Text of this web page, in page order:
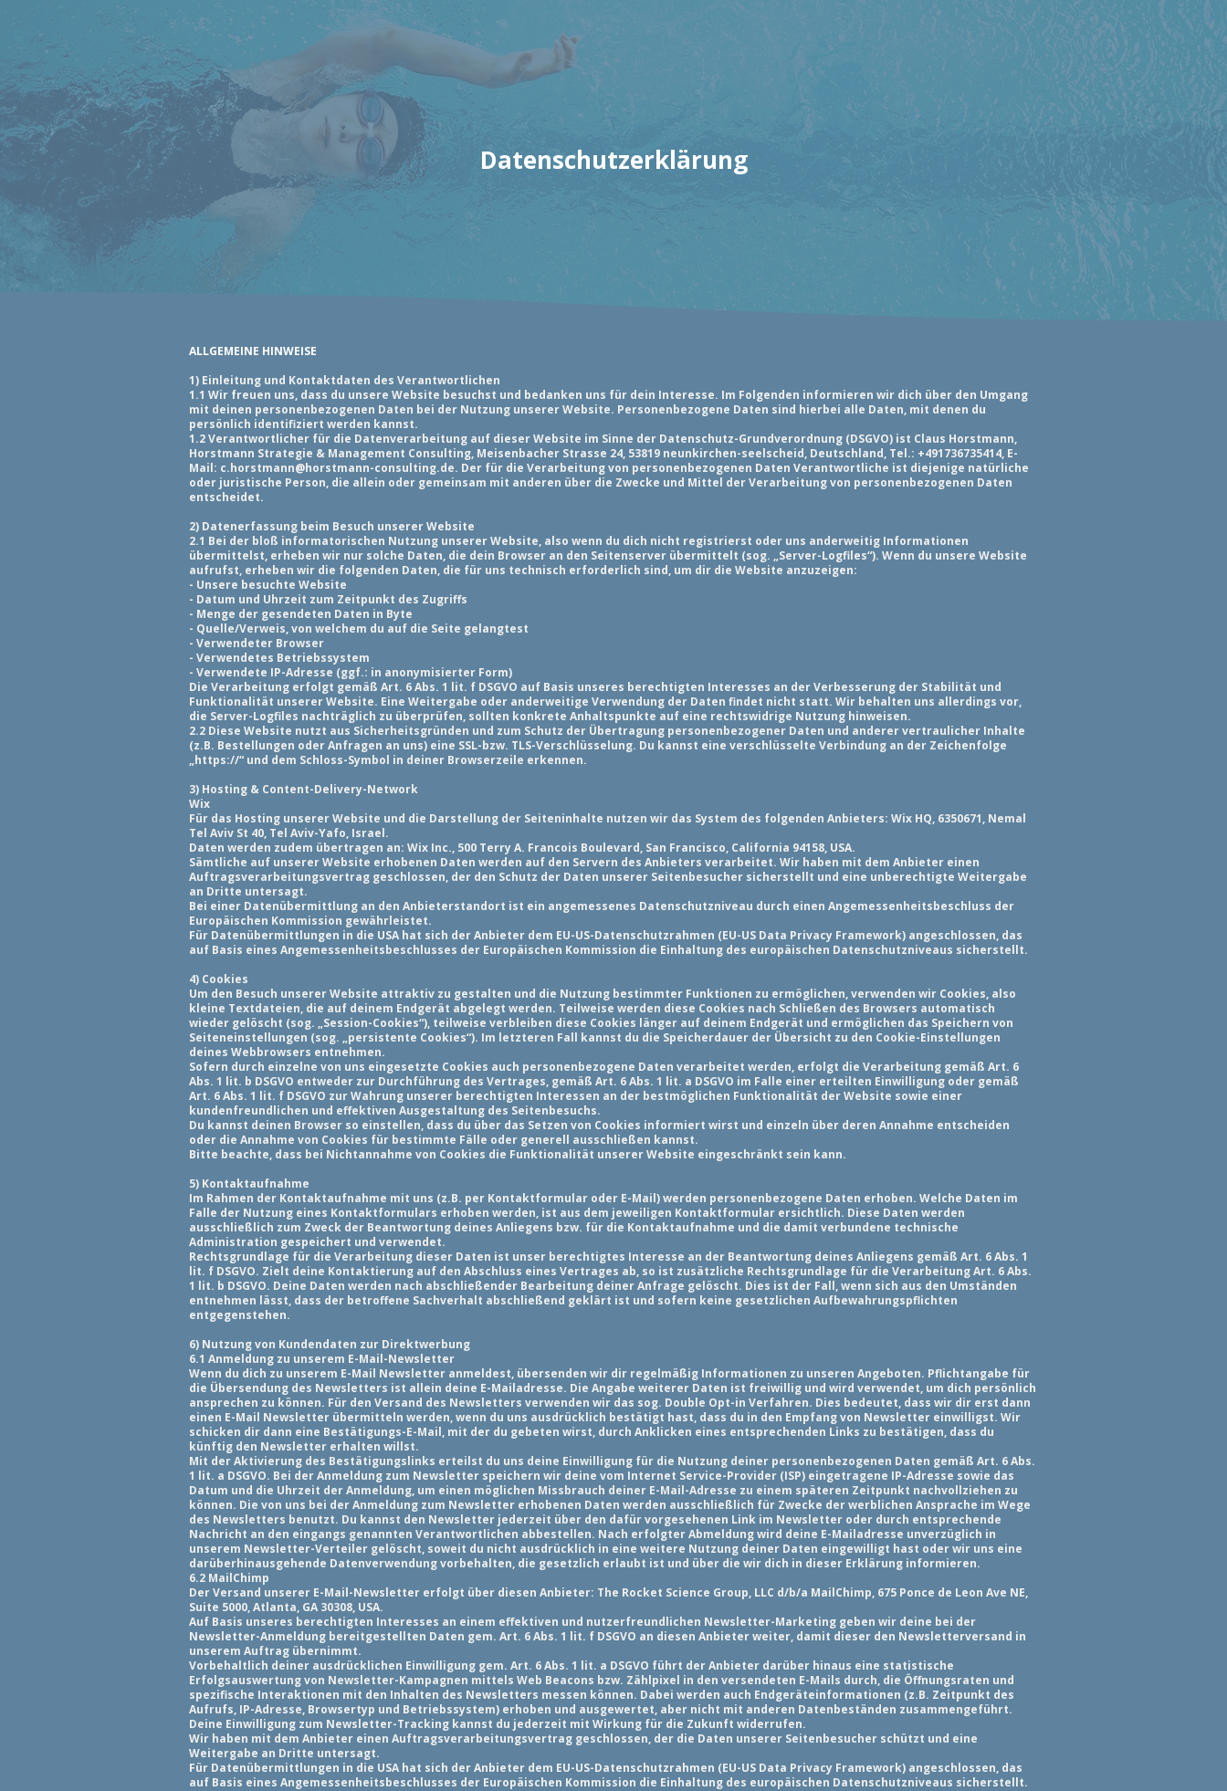
Datenschutzerklärung
ALLGEMEINE HINWEISE
1) Einleitung und Kontaktdaten des Verantwortlichen
1.1 Wir freuen uns, dass du unsere Website besuchst und bedanken uns für dein Interesse. Im Folgenden informieren wir dich über den Umgang
mit deinen personenbezogenen Daten bei der Nutzung unserer Website. Personenbezogene Daten sind hierbei alle Daten, mit denen du
persönlich identifiziert werden kannst.
1.2 Verantwortlicher für die Datenverarbeitung auf dieser Website im Sinne der Datenschutz-Grundverordnung (DSGVO) ist Claus Horstmann,
Horstmann Strategie & Management Consulting, Meisenbacher Strasse 24, 53819 neunkirchen-seelscheid, Deutschland, Tel.: +491736735414, E-
Mail: c.horstmann@horstmann-consulting.de. Der für die Verarbeitung von personenbezogenen Daten Verantwortliche ist diejenige natürliche
oder juristische Person, die allein oder gemeinsam mit anderen über die Zwecke und Mittel der Verarbeitung von personenbezogenen Daten
entscheidet.
2) Datenerfassung beim Besuch unserer Website
2.1 Bei der bloß informatorischen Nutzung unserer Website, also wenn du dich nicht registrierst oder uns anderweitig Informationen
übermittelst, erheben wir nur solche Daten, die dein Browser an den Seitenserver übermittelt (sog. „Server-Logfiles“). Wenn du unsere Website
aufrufst, erheben wir die folgenden Daten, die für uns technisch erforderlich sind, um dir die Website anzuzeigen:
- Unsere besuchte Website
- Datum und Uhrzeit zum Zeitpunkt des Zugriffs
- Menge der gesendeten Daten in Byte
- Quelle/Verweis, von welchem du auf die Seite gelangtest
- Verwendeter Browser
- Verwendetes Betriebssystem
- Verwendete IP-Adresse (ggf.: in anonymisierter Form)
Die Verarbeitung erfolgt gemäß Art. 6 Abs. 1 lit. f DSGVO auf Basis unseres berechtigten Interesses an der Verbesserung der Stabilität und
Funktionalität unserer Website. Eine Weitergabe oder anderweitige Verwendung der Daten findet nicht statt. Wir behalten uns allerdings vor,
die Server-Logfiles nachträglich zu überprüfen, sollten konkrete Anhaltspunkte auf eine rechtswidrige Nutzung hinweisen.
2.2 Diese Website nutzt aus Sicherheitsgründen und zum Schutz der Übertragung personenbezogener Daten und anderer vertraulicher Inhalte
(z.B. Bestellungen oder Anfragen an uns) eine SSL-bzw. TLS-Verschlüsselung. Du kannst eine verschlüsselte Verbindung an der Zeichenfolge
„https://“ und dem Schloss-Symbol in deiner Browserzeile erkennen.
3) Hosting & Content-Delivery-Network
Wix
Für das Hosting unserer Website und die Darstellung der Seiteninhalte nutzen wir das System des folgenden Anbieters: Wix HQ, 6350671, Nemal
Tel Aviv St 40, Tel Aviv-Yafo, Israel.
Daten werden zudem übertragen an: Wix Inc., 500 Terry A. Francois Boulevard, San Francisco, California 94158, USA.
Sämtliche auf unserer Website erhobenen Daten werden auf den Servern des Anbieters verarbeitet. Wir haben mit dem Anbieter einen
Auftragsverarbeitungsvertrag geschlossen, der den Schutz der Daten unserer Seitenbesucher sicherstellt und eine unberechtigte Weitergabe
an Dritte untersagt.
Bei einer Datenübermittlung an den Anbieterstandort ist ein angemessenes Datenschutzniveau durch einen Angemessenheitsbeschluss der
Europäischen Kommission gewährleistet.
Für Datenübermittlungen in die USA hat sich der Anbieter dem EU-US-Datenschutzrahmen (EU-US Data Privacy Framework) angeschlossen, das
auf Basis eines Angemessenheitsbeschlusses der Europäischen Kommission die Einhaltung des europäischen Datenschutzniveaus sicherstellt.
4) Cookies
Um den Besuch unserer Website attraktiv zu gestalten und die Nutzung bestimmter Funktionen zu ermöglichen, verwenden wir Cookies, also
kleine Textdateien, die auf deinem Endgerät abgelegt werden. Teilweise werden diese Cookies nach Schließen des Browsers automatisch
wieder gelöscht (sog. „Session-Cookies“), teilweise verbleiben diese Cookies länger auf deinem Endgerät und ermöglichen das Speichern von
Seiteneinstellungen (sog. „persistente Cookies“). Im letzteren Fall kannst du die Speicherdauer der Übersicht zu den Cookie-Einstellungen
deines Webbrowsers entnehmen.
Sofern durch einzelne von uns eingesetzte Cookies auch personenbezogene Daten verarbeitet werden, erfolgt die Verarbeitung gemäß Art. 6
Abs. 1 lit. b DSGVO entweder zur Durchführung des Vertrages, gemäß Art. 6 Abs. 1 lit. a DSGVO im Falle einer erteilten Einwilligung oder gemäß
Art. 6 Abs. 1 lit. f DSGVO zur Wahrung unserer berechtigten Interessen an der bestmöglichen Funktionalität der Website sowie einer
kundenfreundlichen und effektiven Ausgestaltung des Seitenbesuchs.
Du kannst deinen Browser so einstellen, dass du über das Setzen von Cookies informiert wirst und einzeln über deren Annahme entscheiden
oder die Annahme von Cookies für bestimmte Fälle oder generell ausschließen kannst.
Bitte beachte, dass bei Nichtannahme von Cookies die Funktionalität unserer Website eingeschränkt sein kann.
5) Kontaktaufnahme
Im Rahmen der Kontaktaufnahme mit uns (z.B. per Kontaktformular oder E-Mail) werden personenbezogene Daten erhoben. Welche Daten im
Falle der Nutzung eines Kontaktformulars erhoben werden, ist aus dem jeweiligen Kontaktformular ersichtlich. Diese Daten werden
ausschließlich zum Zweck der Beantwortung deines Anliegens bzw. für die Kontaktaufnahme und die damit verbundene technische
Administration gespeichert und verwendet.
Rechtsgrundlage für die Verarbeitung dieser Daten ist unser berechtigtes Interesse an der Beantwortung deines Anliegens gemäß Art. 6 Abs. 1
lit. f DSGVO. Zielt deine Kontaktierung auf den Abschluss eines Vertrages ab, so ist zusätzliche Rechtsgrundlage für die Verarbeitung Art. 6 Abs.
1 lit. b DSGVO. Deine Daten werden nach abschließender Bearbeitung deiner Anfrage gelöscht. Dies ist der Fall, wenn sich aus den Umständen
entnehmen lässt, dass der betroffene Sachverhalt abschließend geklärt ist und sofern keine gesetzlichen Aufbewahrungspflichten
entgegenstehen.
6) Nutzung von Kundendaten zur Direktwerbung
6.1 Anmeldung zu unserem E-Mail-Newsletter
Wenn du dich zu unserem E-Mail Newsletter anmeldest, übersenden wir dir regelmäßig Informationen zu unseren Angeboten. Pflichtangabe für
die Übersendung des Newsletters ist allein deine E-Mailadresse. Die Angabe weiterer Daten ist freiwillig und wird verwendet, um dich persönlich
ansprechen zu können. Für den Versand des Newsletters verwenden wir das sog. Double Opt-in Verfahren. Dies bedeutet, dass wir dir erst dann
einen E-Mail Newsletter übermitteln werden, wenn du uns ausdrücklich bestätigt hast, dass du in den Empfang von Newsletter einwilligst. Wir
schicken dir dann eine Bestätigungs-E-Mail, mit der du gebeten wirst, durch Anklicken eines entsprechenden Links zu bestätigen, dass du
künftig den Newsletter erhalten willst.
Mit der Aktivierung des Bestätigungslinks erteilst du uns deine Einwilligung für die Nutzung deiner personenbezogenen Daten gemäß Art. 6 Abs.
1 lit. a DSGVO. Bei der Anmeldung zum Newsletter speichern wir deine vom Internet Service-Provider (ISP) eingetragene IP-Adresse sowie das
Datum und die Uhrzeit der Anmeldung, um einen möglichen Missbrauch deiner E-Mail-Adresse zu einem späteren Zeitpunkt nachvollziehen zu
können. Die von uns bei der Anmeldung zum Newsletter erhobenen Daten werden ausschließlich für Zwecke der werblichen Ansprache im Wege
des Newsletters benutzt. Du kannst den Newsletter jederzeit über den dafür vorgesehenen Link im Newsletter oder durch entsprechende
Nachricht an den eingangs genannten Verantwortlichen abbestellen. Nach erfolgter Abmeldung wird deine E-Mailadresse unverzüglich in
unserem Newsletter-Verteiler gelöscht, soweit du nicht ausdrücklich in eine weitere Nutzung deiner Daten eingewilligt hast oder wir uns eine
darüberhinausgehende Datenverwendung vorbehalten, die gesetzlich erlaubt ist und über die wir dich in dieser Erklärung informieren.
6.2 MailChimp
Der Versand unserer E-Mail-Newsletter erfolgt über diesen Anbieter: The Rocket Science Group, LLC d/b/a MailChimp, 675 Ponce de Leon Ave NE,
Suite 5000, Atlanta, GA 30308, USA.
Auf Basis unseres berechtigten Interesses an einem effektiven und nutzerfreundlichen Newsletter-Marketing geben wir deine bei der
Newsletter-Anmeldung bereitgestellten Daten gem. Art. 6 Abs. 1 lit. f DSGVO an diesen Anbieter weiter, damit dieser den Newsletterversand in
unserem Auftrag übernimmt.
Vorbehaltlich deiner ausdrücklichen Einwilligung gem. Art. 6 Abs. 1 lit. a DSGVO führt der Anbieter darüber hinaus eine statistische
Erfolgsauswertung von Newsletter-Kampagnen mittels Web Beacons bzw. Zählpixel in den versendeten E-Mails durch, die Öffnungsraten und
spezifische Interaktionen mit den Inhalten des Newsletters messen können. Dabei werden auch Endgeräteinformationen (z.B. Zeitpunkt des
Aufrufs, IP-Adresse, Browsertyp und Betriebssystem) erhoben und ausgewertet, aber nicht mit anderen Datenbeständen zusammengeführt.
Deine Einwilligung zum Newsletter-Tracking kannst du jederzeit mit Wirkung für die Zukunft widerrufen.
Wir haben mit dem Anbieter einen Auftragsverarbeitungsvertrag geschlossen, der die Daten unserer Seitenbesucher schützt und eine
Weitergabe an Dritte untersagt.
Für Datenübermittlungen in die USA hat sich der Anbieter dem EU-US-Datenschutzrahmen (EU-US Data Privacy Framework) angeschlossen, das
auf Basis eines Angemessenheitsbeschlusses der Europäischen Kommission die Einhaltung des europäischen Datenschutzniveaus sicherstellt.